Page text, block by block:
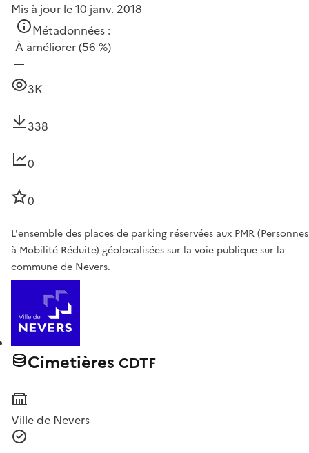
Mis à jour le 10 janv. 2018
Métadonnées :
À améliorer(56 %)
3K
338
0
0
L'ensemble des places de parking réservées aux PMR (Personnes
à Mobilité Réduite) géolocalisées sur la voie publique sur la
commune de Nevers.
Cimetières CDTF
Ville de Nevers